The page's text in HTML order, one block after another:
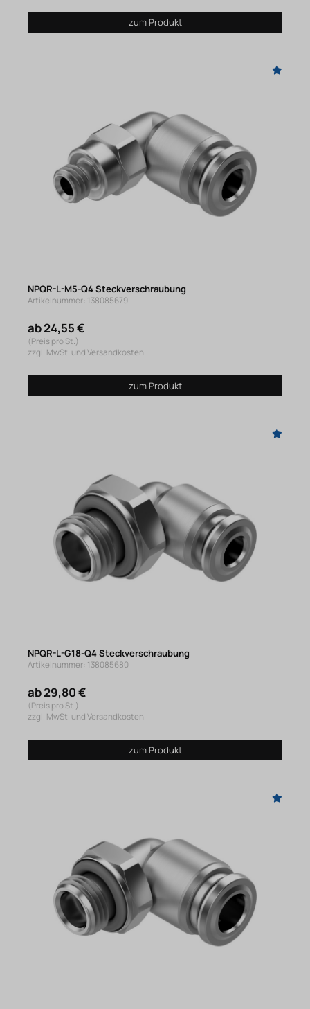
zum Produkt
NPQR-L-M5-Q4 Steckverschraubung
Artikelnummer: 138085679
ab 24,55 €
(Preis pro St.)
zzgl. MwSt. und Versandkosten
zum Produkt
NPQR-L-G18-Q4 Steckverschraubung
Artikelnummer: 138085680
ab 29,80 €
(Preis pro St.)
zzgl. MwSt. und Versandkosten
zum Produkt